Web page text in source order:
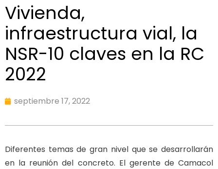
Vivienda,
infraestructura vial, la
NSR-10 claves en la RC
2022
septiembre 17, 2022
Diferentes temas de gran nivel que se desarrollarán
en la reunión del concreto. El gerente de Camacol